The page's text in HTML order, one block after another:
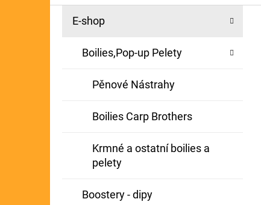
Přeskočit
E-shop
Boilies,Pop-up Pelety
Pěnové Nástrahy
Boilies Carp Brothers
Krmné a ostatní boilies a
pelety
Boostery - dipy
BOILIE RIG PLUS 25LB